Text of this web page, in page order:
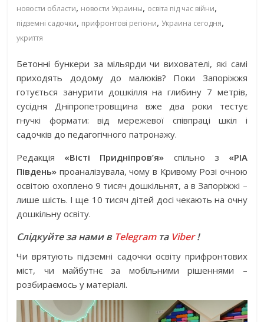
новости области, новости Украины, освіта під час війни,
підземні садочки, прифронтові регіони, Украина сегодня,
укриття
Бетонні бункери за мільярди чи вихователі, які самі
приходять додому до малюків? Поки Запоріжжя
готується занурити дошкілля на глибину 7 метрів,
сусідня Дніпропетровщина вже два роки тестує
гнучкі формати: від мережевої співпраці шкіл і
садочків до педагогічного патронажу.
Редакція «Вісті Придніпров’я» спільно з «РІА
Південь» проаналізувала, чому в Кривому Розі очною
освітою охоплено 9 тисяч дошкільнят, а в Запоріжжі –
лише шість. І ще 10 тисяч дітей досі чекають на очну
дошкільну освіту.
Слідкуйте за нами в Telegramта Viber!
Чи врятують підземні садочки освіту прифронтових
міст, чи майбутнє за мобільними рішеннями –
розбираємось у матеріалі.